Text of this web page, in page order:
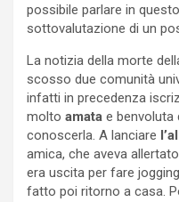
possibile parlare in
sottovalutazione di un
La notizia della morte
scosso due comunità
infatti in precedenza
molto amata e benvoluta
conoscerla. A lanciare
amica, che aveva
era uscita per fare
fatto poi ritorno a casa.